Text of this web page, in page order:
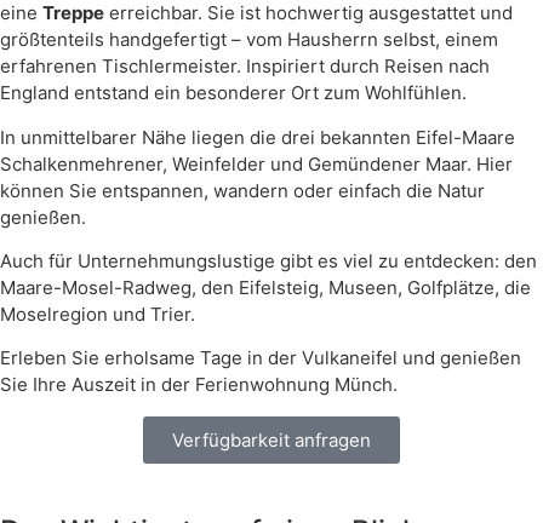
eine Treppe erreichbar. Sie ist hochwertig ausgestattet und
größtenteils handgefertigt – vom Hausherrn selbst, einem
erfahrenen Tischlermeister. Inspiriert durch Reisen nach
England entstand ein besonderer Ort zum Wohlfühlen.
In unmittelbarer Nähe liegen die drei bekannten Eifel-Maare
Schalkenmehrener, Weinfelder und Gemündener Maar. Hier
können Sie entspannen, wandern oder einfach die Natur
genießen.
Auch für Unternehmungslustige gibt es viel zu entdecken: den
Maare-Mosel-Radweg, den Eifelsteig, Museen, Golfplätze, die
Moselregion und Trier.
Erleben Sie erholsame Tage in der Vulkaneifel und genießen
Sie Ihre Auszeit in der Ferienwohnung Münch.
Verfügbarkeit anfragen